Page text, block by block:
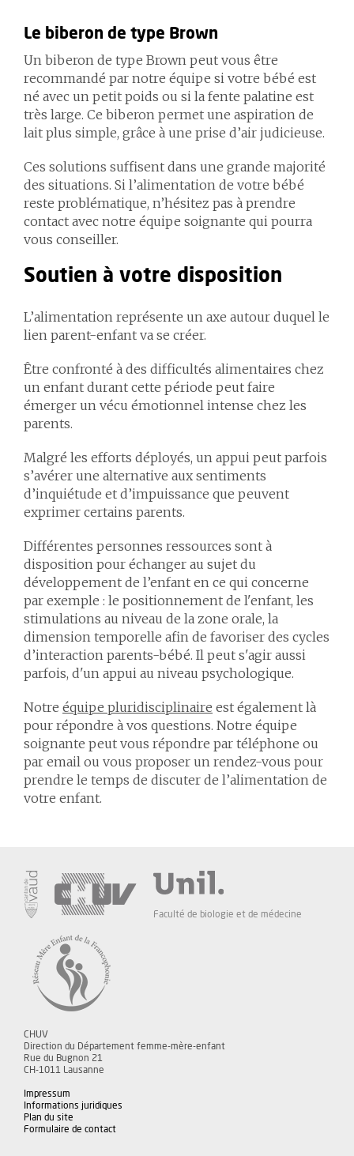
Le biberon de type Brown
Un biberon de type Brown peut vous être
recommandé par notre équipe si votre bébé est
né avec un petit poids ou si la fente palatine est
très large. Ce biberon permet une aspiration de
lait plus simple, grâce à une prise d’air judicieuse.
Ces solutions suffisent dans une grande majorité
des situations. Si l’alimentation de votre bébé
reste problématique, n’hésitez pas à prendre
contact avec notre équipe soignante qui pourra
vous conseiller.
Soutien à votre disposition
L’alimentation représente un axe autour duquel le
lien parent-enfant va se créer.
Être confronté à des difficultés alimentaires chez
un enfant durant cette période peut faire
émerger un vécu émotionnel intense chez les
parents.
Malgré les efforts déployés, un appui peut parfois
s’avérer une alternative aux sentiments
d’inquiétude et d’impuissance que peuvent
exprimer certains parents.
Différentes personnes ressources sont à
disposition pour échanger au sujet du
développement de l’enfant en ce qui concerne
par exemple : le positionnement de l'enfant, les
stimulations au niveau de la zone orale, la
dimension temporelle afin de favoriser des cycles
d’interaction parents-bébé. Il peut s'agir aussi
parfois, d'un appui au niveau psychologique.
Notre équipe pluridisciplinaire est également là
pour répondre à vos questions. Notre équipe
soignante peut vous répondre par téléphone ou
par email ou vous proposer un rendez-vous pour
prendre le temps de discuter de l’alimentation de
votre enfant.
Faculté de biologie et de médecine
CHUV
Direction du Département femme-mère-enfant
Rue du Bugnon 21
CH-1011 Lausanne
Impressum
Informations juridiques
Plan du site
Formulaire de contact